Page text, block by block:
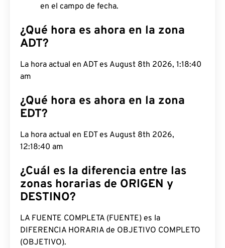
en el campo de fecha.
¿Qué hora es ahora en la zona
ADT?
La hora actual en ADT es August 8th 2026, 1:18:41
am
¿Qué hora es ahora en la zona
EDT?
La hora actual en EDT es August 8th 2026, 12:18:41
am
¿Cuál es la diferencia entre las
zonas horarias de ORIGEN y
DESTINO?
LA FUENTE COMPLETA (FUENTE) es la
DIFERENCIA HORARIA de OBJETIVO COMPLETO
(OBJETIVO).